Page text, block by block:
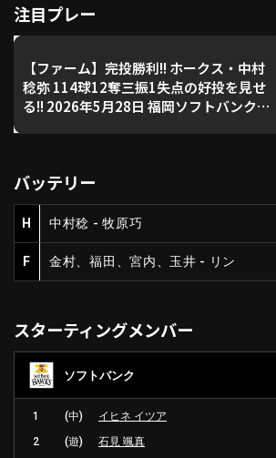
動画を検索（選手・チーム・プレー
注目プレー
【ファーム】完投勝利!! ホークス・中村
稔弥 114球12奪三振1失点の好投を見せ
る!! 2026年5月28日 福岡ソフトバンクホ
バッテリー
H 中村稔 - 牧原巧
F 金村、福田、宮内、玉井 - リン
スターティングメンバー
ソフトバンク
1 (中) イヒネ イツア
2
(遊) 石見 颯真